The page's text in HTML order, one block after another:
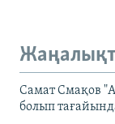
Самат Смақов
болып